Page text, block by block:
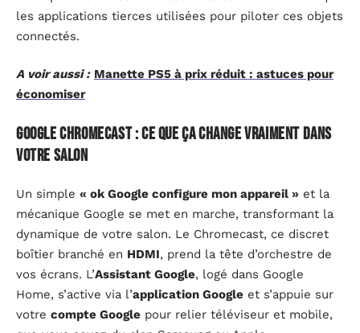
les applications tierces utilisées pour piloter ces objets
connectés.
A voir aussi : Manette PS5 à prix réduit : astuces pour
économiser
Google Chromecast : ce que ça change vraiment dans
votre salon
Un simple « ok Google configure mon appareil » et la
mécanique Google se met en marche, transformant la
dynamique de votre salon. Le Chromecast, ce discret
boîtier branché en HDMI, prend la tête d’orchestre de
vos écrans. L’Assistant Google, logé dans Google
Home, s’active via l’application Google et s’appuie sur
votre compte Google pour relier téléviseur et mobile,